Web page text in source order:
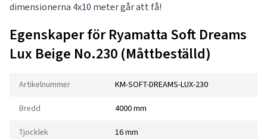
dimensionerna 4x10 meter går att få!
Egenskaper för Ryamatta Soft Dreams
Lux Beige No.230 (Måttbeställd)
Artikelnummer KM-SOFT-DREAMS-LUX-230
Bredd 4000 mm
Tjocklek 16 mm